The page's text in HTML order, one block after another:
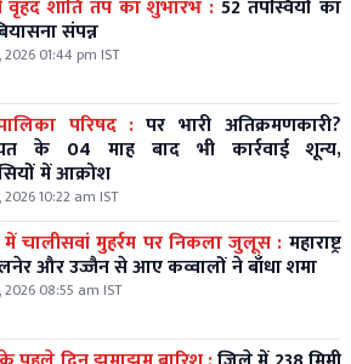
वृहद शांति तप का शुभारंभ : 52 तपस्वियों का
संपन्न
01:44 pm IST
नगर पालिका परिषद : पर भारी अतिक्रमणकारी?
के 04 माह बाद भी कार्रवाई शून्य,
में आक्रोश
10:22 am IST
चालीसवां मुहर्रम पर निकला जुलूस : महाराष्ट्र
और उज्जैन से आए कव्वालों ने बाँधा शमा
08:55 am IST